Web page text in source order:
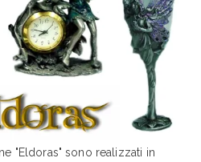
"Eldoras" sono realizzati in